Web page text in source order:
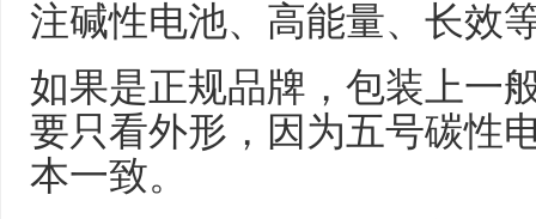
注碱性电池、高能量、长效
如果是正规品牌，包装上一
要只看外形，因为五号碳性
本一致。